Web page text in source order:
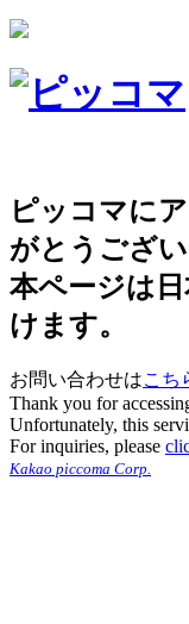
ピッコマに
がとうござい
本ページは
けます。
お問い合わせはこち
Thank you for
Unfortunately, this
For inquiries, please
Kakao piccoma Corp.